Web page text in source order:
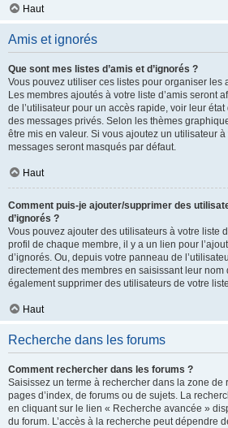
Haut
Amis et ignorés
Que sont mes listes d’amis et d’ignorés ?
Vous pouvez utiliser ces listes pour organiser les
Les membres ajoutés à votre liste d’amis seront
de l’utilisateur pour un accès rapide, voir leur
des messages privés. Selon les thèmes
être mis en valeur. Si vous ajoutez un utilisateur
messages seront masqués par défaut.
Haut
Comment puis-je ajouter/supprimer des
d’ignorés ?
Vous pouvez ajouter des utilisateurs à votre liste
profil de chaque membre, il y a un lien pour
d’ignorés. Ou, depuis votre panneau de
directement des membres en saisissant leur nom
également supprimer des utilisateurs de votre
Haut
Recherche dans les forums
Comment rechercher dans les forums ?
Saisissez un terme à rechercher dans la zone de
pages d’index, de forums ou de sujets. La
en cliquant sur le lien « Recherche avancée »
du forum. L’accès à la recherche peut dépendre